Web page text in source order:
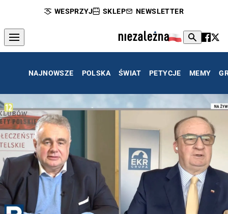
WESPRZYJ SKLEP NEWSLETTER
NAJNOWSZE POLSKA ŚWIAT PETYCJE MEMY